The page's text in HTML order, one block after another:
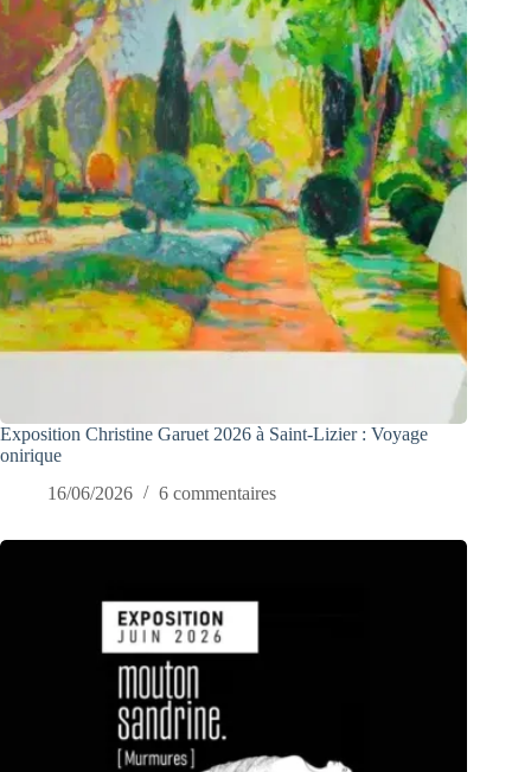
Exposition Christine Garuet 2026 à Saint-Lizier : Voyage
onirique
16/06/2026
6 commentaires